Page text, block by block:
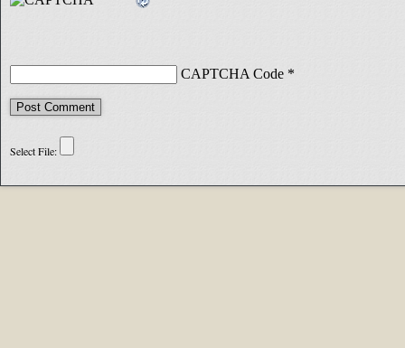
CAPTCHA Code *